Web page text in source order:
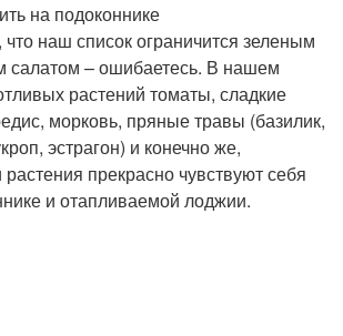
на подоконнике
наш список ограничится зеленым
салатом – ошибаетесь. В нашем
растений томаты, сладкие
морковь, пряные травы (базилик,
эстрагон) и конечно же,
прекрасно чувствуют себя
и отапливаемой лоджии.